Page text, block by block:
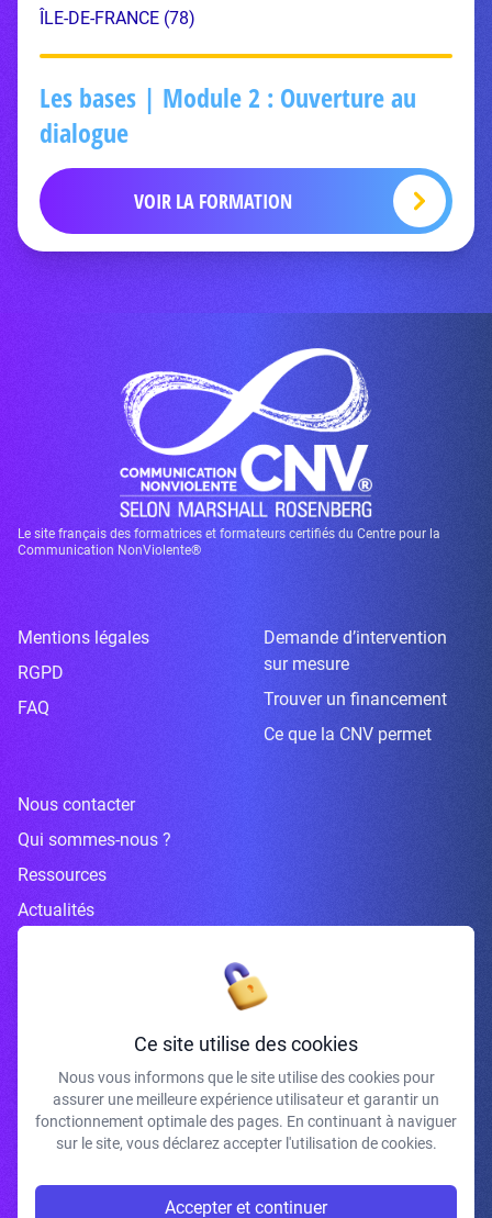
ÎLE-DE-FRANCE (78)
Les bases | Module 2 : Ouverture au
dialogue
VOIR LA FORMATION
Le site français des formatrices et formateurs certifiés du Centre pour la
Communication NonViolente®
Mentions légales
RGPD
FAQ
Demande d’intervention
sur mesure
Trouver un financement
Ce que la CNV permet
Nous contacter
Qui sommes-nous ?
Ressources
Actualités
Inscrivez-vous à la newsletter
J'accepte de recevoir vos e-mails et confirme avoir pris connaissance de
votre politique de confidentialité et mentions légales.
Ce site utilise des cookies
Nous vous informons que le site utilise des cookies pour
assurer une meilleure expérience utilisateur et garantir un
fonctionnement optimale des pages. En continuant à naviguer
sur le site, vous déclarez accepter l'utilisation de cookies.
Accepter et continuer